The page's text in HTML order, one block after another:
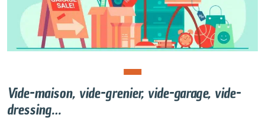
Vide-maison, vide-grenier, vide-garage, vide-
dressing…